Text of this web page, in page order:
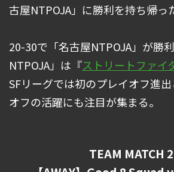
古屋NTPOJA」に勝利を持ち帰っ
20-30で「名古屋NTPOJA」が勝
NTPOJA」は『ストリートファイ
SFリーグでは初のプレイオフ進
オフの活躍にも注目が集まる。
TEAM MATCH 2